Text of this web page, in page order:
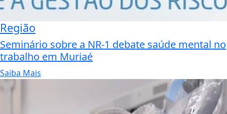
Região
Seminário sobre a NR-1 debate saúde mental no
trabalho em Muriaé
Saiba Mais